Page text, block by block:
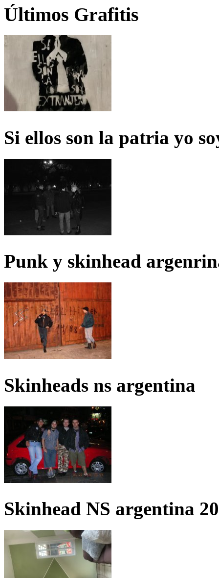
Últimos Grafitis
Si ellos son la patria yo
Punk y skinhead
Skinheads ns argentina
Skinhead NS argentina